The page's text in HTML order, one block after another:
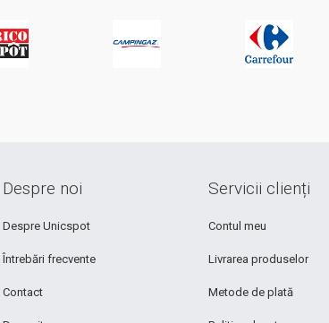
Despre noi
Despre Unicspot
Întrebări frecvente
Contact
Servicii clienți
Contul meu
Livrarea produselor
Metode de plată